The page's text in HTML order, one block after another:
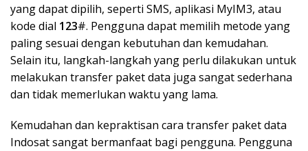
yang dapat dipilih, seperti SMS, aplikasi MyIM3, atau
kode dial 123#. Pengguna dapat memilih metode yang
paling sesuai dengan kebutuhan dan kemudahan.
Selain itu, langkah-langkah yang perlu dilakukan untuk
melakukan transfer paket data juga sangat sederhana
dan tidak memerlukan waktu yang lama.
Kemudahan dan kepraktisan cara transfer paket data
Indosat sangat bermanfaat bagi pengguna. Pengguna